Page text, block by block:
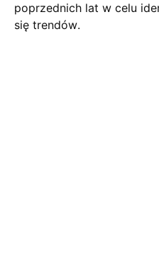
poprzednich lat w celu
się trendów.